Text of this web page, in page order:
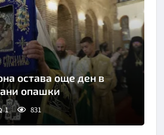
остава още ден в
опашки
1 831